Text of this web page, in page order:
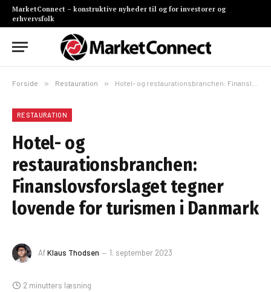
MarketConnect – konstruktive nyheder til og for investorer og
erhvervsfolk
Forside » Restauration » Hotel- og restaurationsbranchen: Finanslovsforslaget tegner lovende for turismen i Danmark
RESTAURATION
Hotel- og
restaurationsbranchen:
Finanslovsforslaget tegner
lovende for turismen i Danmark
AfKlaus Thodsen 1. september 2023
2 minutters læsning